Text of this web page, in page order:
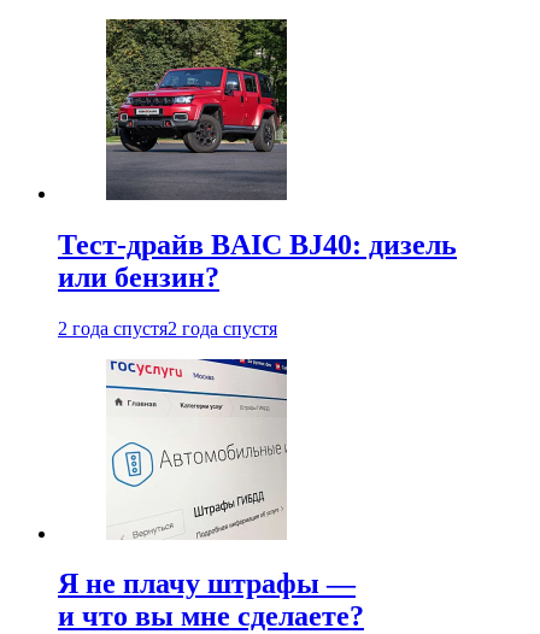
Тест-драйв BAIC BJ40: дизель
или бензин?
2 года спустя2 года спустя
Я не плачу штрафы —
и что вы мне сделаете?